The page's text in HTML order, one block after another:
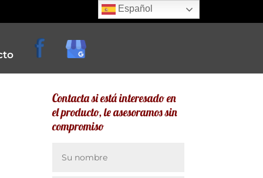
Contacta si está interesado en
el producto, le asesoramos sin
compromiso
Español